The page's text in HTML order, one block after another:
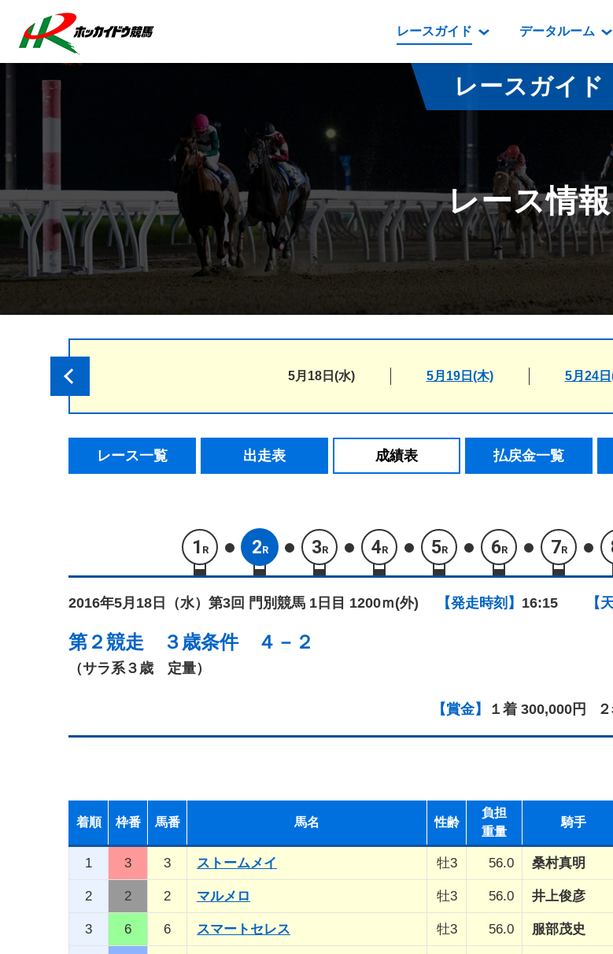
レースガイド
レース情報
払戻金一覧
騎手成績表
馬番成績表
オッズ
データルーム
データルーム
騎手・調教師紹介
坂路調教映像
遠征馬情報
番組編成要領
映像コ
新
レースガイド
レース情報
5月18日(水) 5月19日(木) 5月24
レース一覧 出走表 成績表 払戻金一覧
1 R 2R 3R 4R 5R 6R 7R
2016年5月18日（水） 第3回 門別競馬 1日目 1200ｍ(外) 【発走時刻】 16:15 【
第２競走 ３歳条件 ４－２
（サラ系３歳 定量）
【賞金】 １着 300,000円
着順 枠番 馬番 馬名 性齢
負担
重量
騎手
1 3 3 ストームメイ 牡3 56.0 桑村真明
2 2 2 マルメロ 牡3 56.0 井上俊彦
3 6 6 スマートセレス 牡3 56.0 服部茂史